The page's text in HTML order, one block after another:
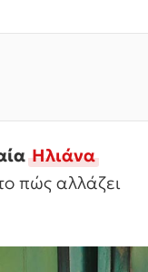
Ηλιάνα
πώς αλλάζει